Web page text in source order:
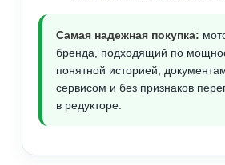
Самая надежная покупка:
бренда, подходящий по
понятной историей,
сервисом и без признаков
в редукторе.